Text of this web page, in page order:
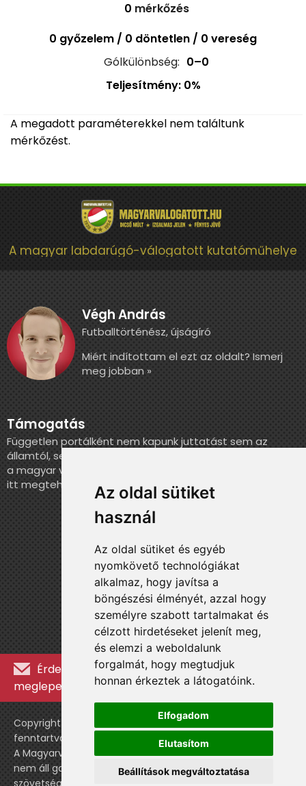
Az oldal sütiket
használ
Az oldal sütiket és egyéb
nyomkövető technológiákat
alkalmaz, hogy javítsa a
böngészési élményét, azzal hogy
személyre szabott tartalmakat és
célzott hirdetéseket jelenít meg,
és elemzi a weboldalunk
forgalmát, hogy megtudjuk
honnan érkeztek a látogatóink.
Elfogadom
Elutasítom
Beállítások megváltoztatása
0 mérkőzés
0 győzelem / 0 döntetlen / 0 vereség
Gólkülönbség: 0–0
Teljesítmény: 0%
A megadott paraméterekkel nem találtunk
mérkőzést.
A magyar labdarúgó-válogatott kutatóműhelye
Végh András
Futballtörténész, újságíró
Miért indítottam el ezt az oldalt? Ismerj
meg jobban »
Támogatás
Független portálként nem kapunk juttatást sem az
államtól, sem más szervezettől. Ha szeretnél segíteni
a magyar válogatott történelmének feldolgozásában,
itt megteheted.
Érdekességekért, kulisszatitkokért és
meglepetésekért iratkozz fel a hírlevélre »
Copyright © WebshopLady 2007-2026 Minden jog
fenntartva, kivéve a külön feltüntetett esetekben.
A Magyarvalogatott.hu egy nemhivatalos történeti oldal,
nem áll gazdasági kapcsolatban a labdarúgó
szövetséggel vagy a válogatott stábjával.